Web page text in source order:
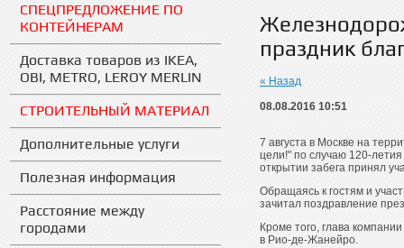
СПЕЦПРЕДЛОЖЕНИЕ ПО
КОНТЕЙНЕРАМ
Доставка товаров из IKEA,
OBI, METRO, LEROY MERLIN
СТРОИТЕЛЬНЫЙ МАТЕРИАЛ
Дополнительные услуги
Полезная информация
Расстояние между
городами
праздник
« Назад
08.08.2016 10:51
7 августа в Москве на
цели!" по случаю 120-
открытии забега принял
Обращаясь к гостям и
зачитал поздравление
Кроме того, глава
в Рио-де-Жанейро.